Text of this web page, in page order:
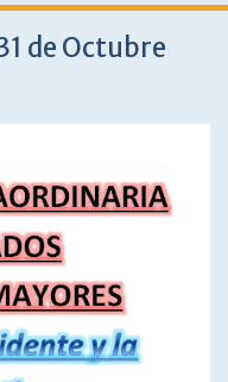
de Octubre